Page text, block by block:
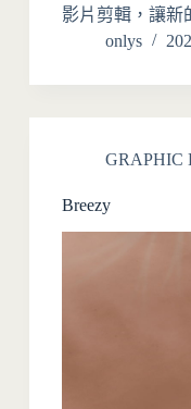
影片剪輯，讓新
onlys
GRAPHIC
Breezy